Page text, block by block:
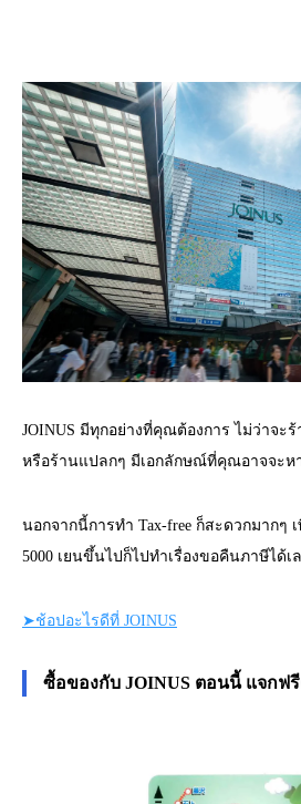
JOINUS มีทุกอย่างที่คุณต้องการ ไม่ว่าจ
หรือร้านแปลกๆ มีเอกลักษณ์ที่คุณอาจจะห
นอกจากนี้การทำ Tax-free ก็สะดวกมากๆ
5000 เยนขึ้นไปก็ไปทำเรื่องขอคืนภาษีได้เ
➤ช้อปอะไรดีที่ JOINUS
ซื้อของกับ JOINUS ตอนนี้ แจกฟ